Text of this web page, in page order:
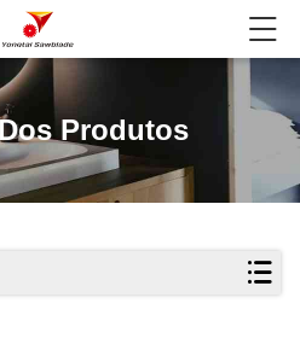
Produtos